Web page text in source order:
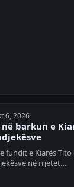
6, 2026
në barkun e
fundit e Kiarës
në rrjetet…